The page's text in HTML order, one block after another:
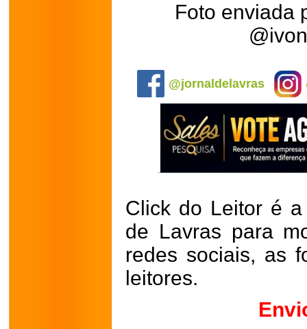
Foto enviada
@jornaldelavras
Click do Leitor é
de Lavras para
redes sociais, as
leitores.